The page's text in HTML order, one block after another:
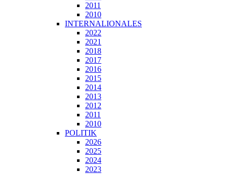
2011
2010
INTERNALIONALES
2022
2021
2018
2017
2016
2015
2014
2013
2012
2011
2010
POLITIK
2026
2025
2024
2023